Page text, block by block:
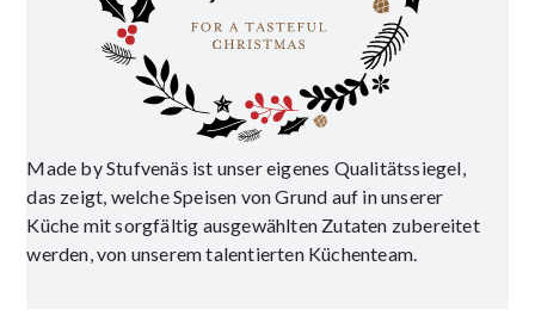
Made by Stufvenäs ist unser eigenes Qualitätssiegel,
das zeigt, welche Speisen von Grund auf in unserer
Küche mit sorgfältig ausgewählten Zutaten zubereitet
werden, von unserem talentierten Küchenteam.